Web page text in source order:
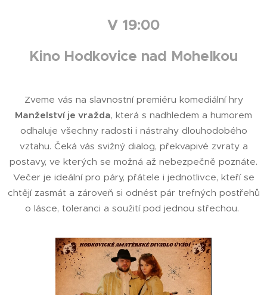
V 19:00
Kino Hodkovice nad Mohelkou
Zveme vás na slavnostní premiéru komediální hry
Manželství je vražda, která s nadhledem a humorem
odhaluje všechny radosti i nástrahy dlouhodobého
vztahu. Čeká vás svižný dialog, překvapivé zvraty a
postavy, ve kterých se možná až nebezpečně poznáte.
Večer je ideální pro páry, přátele i jednotlivce, kteří se
chtějí zasmát a zároveň si odnést pár trefných postřehů
o lásce, toleranci a soužití pod jednou střechou.